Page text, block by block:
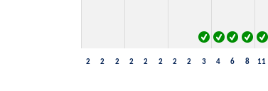
2 2 2 2 2 2 2 2 3 4 6 8 11